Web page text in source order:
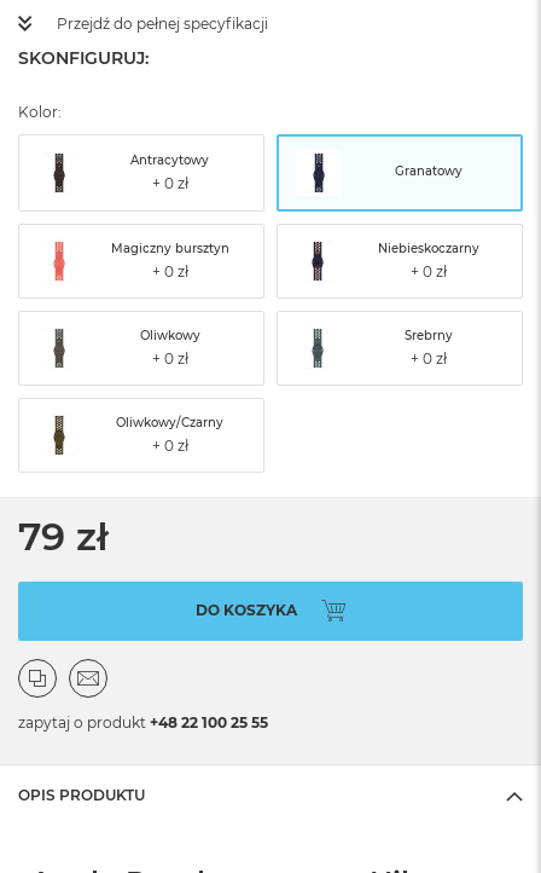
Przejdź do pełnej specyfikacji
SKONFIGURUJ:
Kolor:
Antracytowy
Granatowy
Magiczny bursztyn Niebieskoczarny
Oliwkowy Srebrny
Oliwkowy/Czarny
79 zł
DO KOSZYKA
zapytaj o produkt +48 22 100 25 55
OPIS PRODUKTU